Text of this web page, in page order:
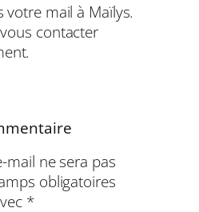
votre mail à Maïlys.
contacter
mail ne sera pas
obligatoires
*